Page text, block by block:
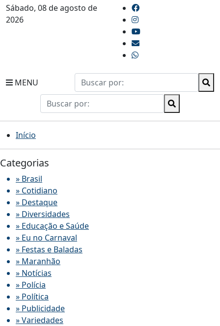
Sábado, 08 de agosto de
2026
MENU
Início
Categorias
» Brasil
» Cotidiano
» Destaque
» Diversidades
» Educação e Saúde
» Eu no Carnaval
» Festas e Baladas
» Maranhão
» Notícias
» Polícia
» Política
» Publicidade
» Variedades